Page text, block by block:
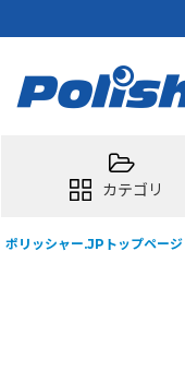
カテゴリ
ポリッシャー.JPトップページ